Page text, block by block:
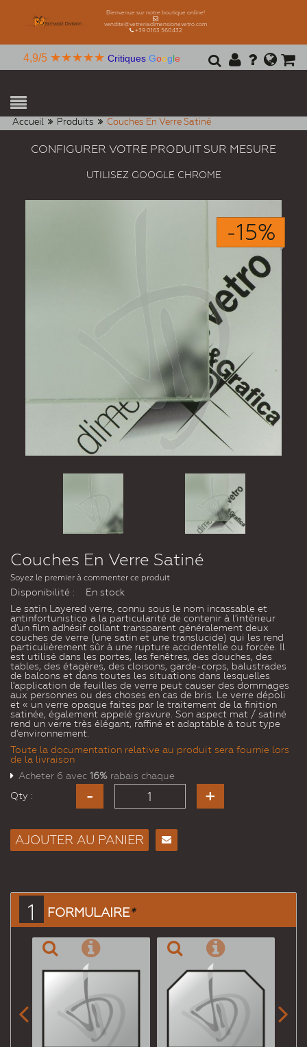
Bienvenue sur notre boutique online!
vendite@vetreriadimensionevetro.com
+39 0163 560432
4,9/5 ★★★★★ Critiques Google
Accueil Produits Couches En Verre Satiné
CONFIGURER VOTRE PRODUIT SUR MESURE
UTILISEZ GOOGLE CHROME
-15%
Couches En Verre Satiné
Soyez le premier à commenter ce produit
Disponibilité :
En stock
Le satin Layered verre, connu sous le nom incassable et
antinfortunistico a la particularité de contenir à l'intérieur
d'un film adhésif collant transparent généralement deux
couches de verre (une satin et une translucide) qui les rend
particulièrement sûr à une rupture accidentelle ou forcée. Il
est utilisé dans les portes, les fenêtres, des douches, des
tables, des étagères, des cloisons, garde-corps, balustrades
de balcons et dans toutes les situations dans lesquelles
l'application de feuilles de verre peut causer des dommages
aux personnes ou des choses en cas de bris. Le verre dépoli
et « un verre opaque faites par le traitement de la finition
satinée, également appelé gravure. Son aspect mat / satiné
rend un verre très élégant, raffiné et adaptable à tout type
d'environnement.
Toute la documentation relative au produit sera fournie lors
de la livraison
Acheter 6 avec 16% rabais chaque
Qty :
AJOUTER AU PANIER
1 FORMULAIRE*
 